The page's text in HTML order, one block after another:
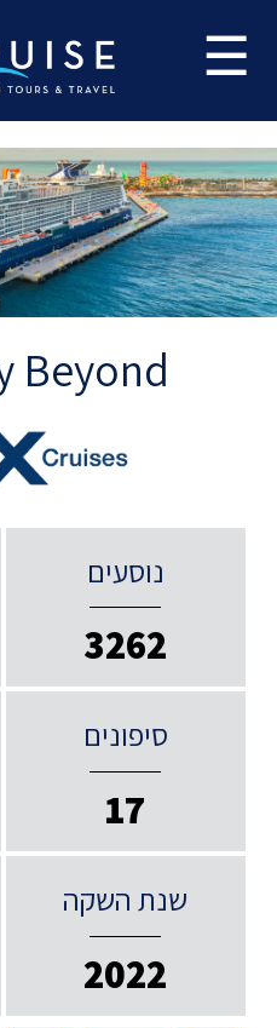
☰
Beyond
נוסעים
3262
סיפונים
17
שנת השקה
2022